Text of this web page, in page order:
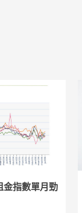
金指數單月勁